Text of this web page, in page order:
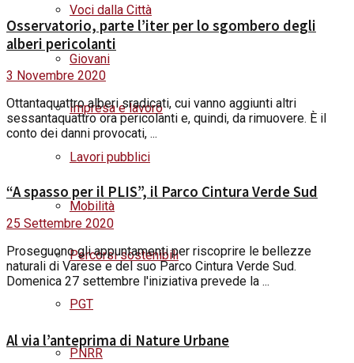
Voci dalla Città
Giovani
Impresa e lavoro
Lavori pubblici
Mobilità
Percorsi sostenibili
PGT
PNRR
Osservatorio, parte l’iter per lo sgombero degli
alberi pericolanti
3 Novembre 2020
Ottantaquattro alberi sradicati, cui vanno aggiunti altri
sessantaquattro ora pericolanti e, quindi, da rimuovere. È il
conto dei danni provocati, ...
“A spasso per il PLIS”, il Parco Cintura Verde Sud
25 Settembre 2020
Proseguono gli appuntamenti per riscoprire le bellezze
naturali di Varese e del suo Parco Cintura Verde Sud.
Domenica 27 settembre l'iniziativa prevede la ...
Al via l’anteprima di Nature Urbane